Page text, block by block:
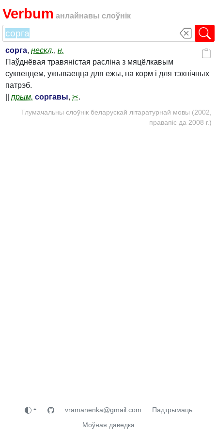
Verbum анлайнавы слоўнік
сорга, нескл., н.
Паўднёвая травяністая расліна з мяцёлкавым
суквеццем, ужываецца для ежы, на корм і для тэхнічных
патрэб.
прым. соргавы, ✂.
Тлумачальны слоўнік беларускай літаратурнай мовы (2002,
правапіс да 2008 г.)
vramanenka@gmail.com
Падтрымаць
Моўная даведка